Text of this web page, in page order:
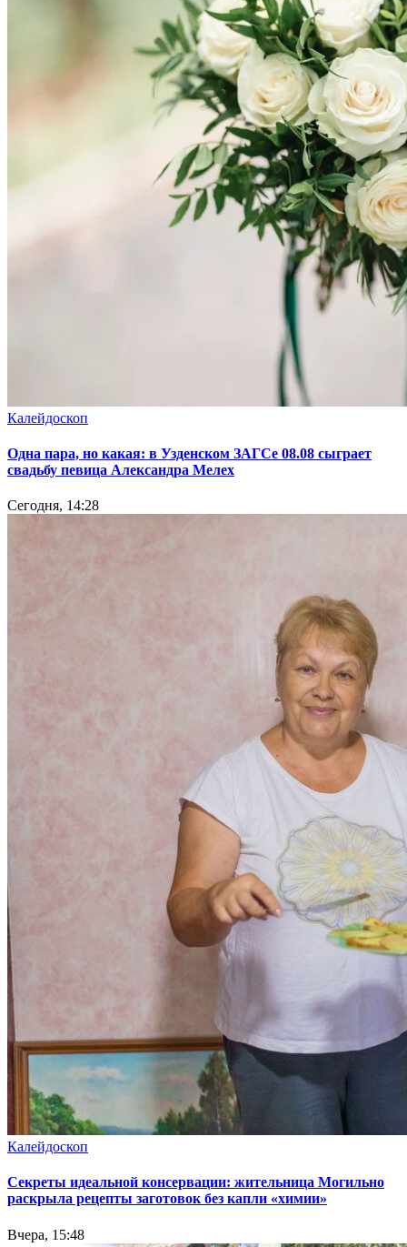
Калейдоскоп
Одна пара, но какая: в Узденском ЗАГСе 08.08 сыграет
свадьбу певица Александра Мелех
Сегодня, 14:28
Калейдоскоп
Секреты идеальной консервации: жительница Могильно
раскрыла рецепты заготовок без капли «химии»
Вчера, 15:48